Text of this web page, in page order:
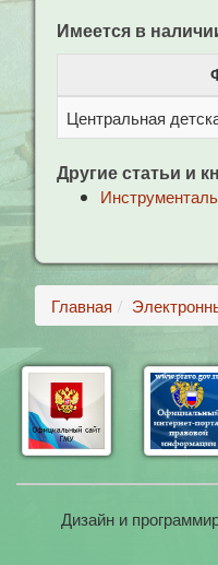
Имеется в
Центральная
Другие статьи и
Главная
Дизайн и